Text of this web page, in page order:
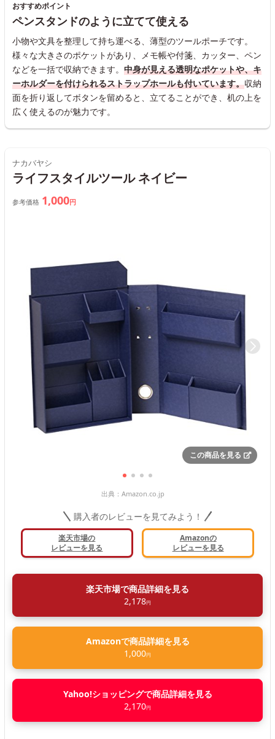
おすすめポイント
ペンスタンドのように立てて使える
小物や文具を整理して持ち運べる、薄型のツールポーチです。
様々な大きさのポケットがあり、メモ帳や付箋、カッター、ペン
などを一括で収納できます。 中身が見える透明なポケットや、キ
ーホルダーを付けられるストラップホールも付いています。収納
面を折り返してボタンを留めると、立てることができ、机の上を
広く使えるのが魅力です。
ナカバヤシ
ライフスタイルツール ネイビー
参考価格 1,000円
この商品を見る
出典： Amazon.co.jp
購入者のレビューを見てみよう！
楽天市場の
レビューを見る
Amazonの
レビューを見る
楽天市場で商品詳細を見る
2,178円
Amazonで商品詳細を見る
1,000円
Yahoo!ショッピングで商品詳細を見る
2,170円